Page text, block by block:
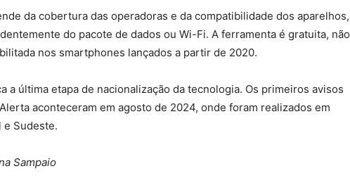
da cobertura das operadoras e da compatibilidade dos aparelhos,
do pacote de dados ou Wi-Fi. A ferramenta é gratuita, não
nos smartphones lançados a partir de 2020.
a última etapa de nacionalização da tecnologia. Os primeiros avisos
aconteceram em agosto de 2024, onde foram realizados em
e Sudeste.
Sampaio